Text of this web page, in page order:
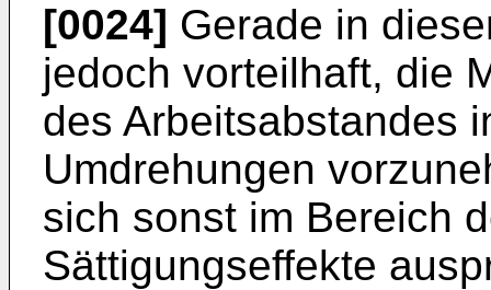
[0024] Gerade in
jedoch vorteilhaft, die
des Arbeitsabstandes
Umdrehungen
sich sonst im Bereich
Sättigungseffekte